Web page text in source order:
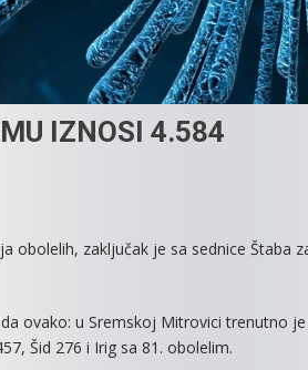
IZNOSI 4.584
obolelih, zaključak je sa sednice Štaba
ovako: u Sremskoj Mitrovici trenutno je
Šid 276 i Irig sa 81. obolelim.